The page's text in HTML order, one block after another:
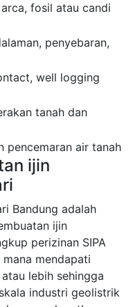
fosil atau candi
penyebaran,
well logging
tanah dan
pencemaran air tanah
ijin
Bandung adalah
ijin
perizinan SIPA
mendapati
lebih sehingga
industri geolistrik